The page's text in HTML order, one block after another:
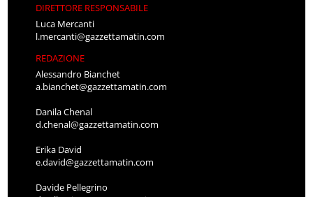
DIRETTORE RESPONSABILE
Luca Mercanti
l.mercanti@gazzettamatin.com
REDAZIONE
Alessandro Bianchet
a.bianchet@gazzettamatin.com
Danila Chenal
d.chenal@gazzettamatin.com
Erika David
e.david@gazzettamatin.com
Davide Pellegrino